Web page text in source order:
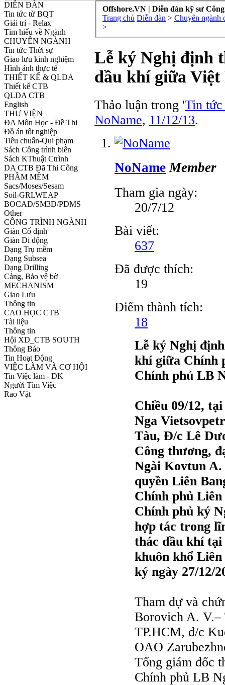
DIỄN ĐÀN
Tin tức từ BQT
Giải trí - Relax
Tìm hiểu về Ngành
CHUYÊN NGÀNH
Tin tức Thời sự
Giao lưu kinh nghiệm
Hình ảnh thực tế
THIẾT KẾ & QLDA
Thiết kế CTB
QLDA CTB
English
THƯ VIỆN
ĐA Môn Học - Đề Thi
Đồ án tốt nghiệp
Tiêu chuẩn-Qui phạm
Sách Công trình biển
Sách KThuật Ctrình
DA CTB Đã Thi Công
PHẦM MỀM
Sacs/Moses/Sesam
Soil-GRLWEAP
BOCAD/SM3D/PDMS
Other
CÔNG TRÌNH NGÀNH
Giàn Cố định
Giàn Di động
Dạng Trụ mềm
Dạng Subsea
Dạng Drilling
Cảng, Bảo vệ bờ
MECHANISM
Giao Lưu
Thông tin
CAO HỌC CTB
Tài liệu
Thông tin
Hội XD_CTB SOUTH
Thông Báo
Tin Hoạt Động
VIỆC LÀM VÀ CƠ HỘI
Tin Việc làm - DK
Người Tìm Việc
Rao Vặt
Offshore.VN | Diễn đàn kỹ sư
Trang chủ Diễn đàn > Chuyên ngành
>
Lễ ký Nghị định
dầu khí giữa Việt
Thảo luận trong 'Tin
NoName, 11/12/13.
NoName Member
Tham gia ngày:
20/7/12
Bài viết:
637
Đã được thích:
19
Điểm thành tích:
18
Lễ ký Nghị
khí giữa Chính
Chính phủ LB
Chiều 09/12,
Nga
Tàu, Đ/c Lê
Công thương,
Ngài Kovtun
quyền Liên
Chính phủ
Chính phủ ký
hợp tác trong
thác dầu khí
khuôn khổ
ký ngày 27/12/
Tham dự và
Borovich A. V.–
TP.HCM, đ/c
OAO
Tổng giám đốc
Chính phủ LB